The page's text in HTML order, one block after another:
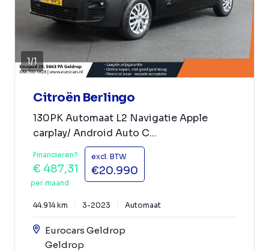
1/1
Citroën Berlingo
130PK Automaat L2 Navigatie Apple
carplay/ Android Auto C...
Financieren?
€ 487,31
per maand
excl. BTW
€20.990
44.914 km 3-2023 Automaat
Eurocars Geldrop
Geldrop